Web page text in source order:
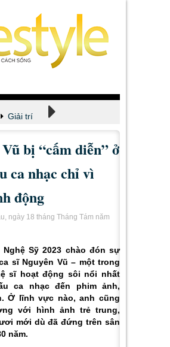
Giải trí
- Đọc bị “cấm diễn” ở
ca nhạc chỉ vì
động
ngày 18 tháng Tháng Tám năm
Sỹ 2023 chào đón sự
sĩ Nguyên Vũ – một trong
sĩ hoạt động sôi nổi nhất
ca nhạc đến phim ảnh,
Ở lĩnh vực nào, anh cũng
với hình ảnh trẻ trung,
mới dù đã đứng trên sân
năm.